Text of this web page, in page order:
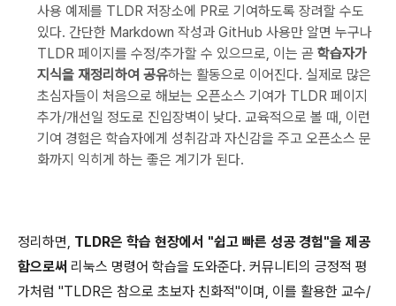
사용 예제를 TLDR 저장소에 PR로 기여하도록 장려할 수도
있다. 간단한 Markdown 작성과 GitHub 사용만 알면 누구나
TLDR 페이지를 수정/추가할 수 있으므로, 이는 곧 학습자가
지식을 재정리하여 공유하는 활동으로 이어진다. 실제로 많은
초심자들이 처음으로 해보는 오픈소스 기여가 TLDR 페이지
추가/개선일 정도로 진입장벽이 낮다. 교육적으로 볼 때, 이런
기여 경험은 학습자에게 성취감과 자신감을 주고 오픈소스 문
화까지 익히게 하는 좋은 계기가 된다.
정리하면, TLDR은 학습 현장에서 "쉽고 빠른 성공 경험"을 제공
함으로써 리눅스 명령어 학습을 도와준다. 커뮤니티의 긍정적 평
가처럼 "TLDR은 참으로 초보자 친화적"이며, 이를 활용한 교수/